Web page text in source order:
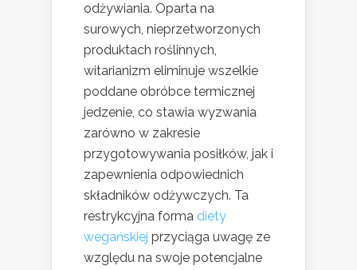
odżywiania. Oparta na
surowych, nieprzetworzonych
produktach roślinnych,
witarianizm eliminuje wszelkie
poddane obróbce termicznej
jedzenie, co stawia wyzwania
zarówno w zakresie
przygotowywania posiłków, jak i
zapewnienia odpowiednich
składników odżywczych. Ta
restrykcyjna forma diety
wegańskiej przyciąga uwagę ze
względu na swoje potencjalne